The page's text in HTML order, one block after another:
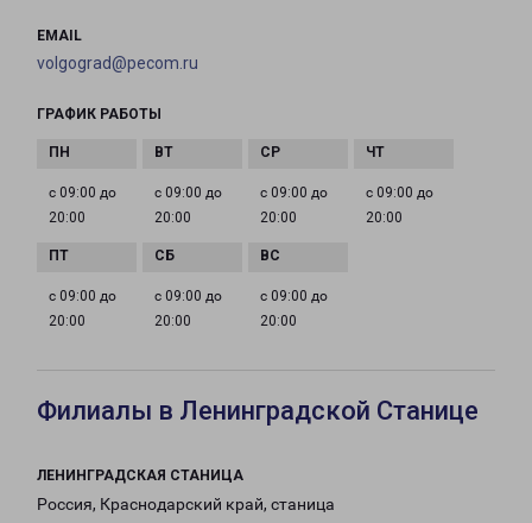
EMAIL
volgograd@pecom.ru
ГРАФИК РАБОТЫ
с 09:00 до
20:00
с 09:00 до
20:00
с 09:00 до
20:00
с 09:00 до
20:00
с 09:00 до
20:00
с 09:00 до
20:00
с 09:00 до
20:00
Филиалы в Ленинградской Станице
ЛЕНИНГРАДСКАЯ СТАНИЦА
Россия, Краснодарский край, станица